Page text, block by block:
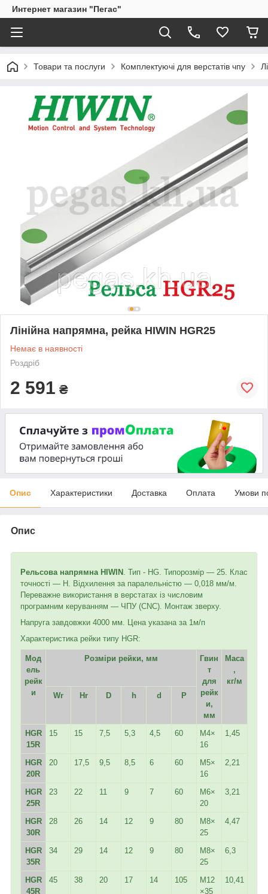
Интернет магазин "Пегас"
Товари та послуги Комплектуючі для верстатів чпу
Лінійна напрямна, рейка HIWIN HGR25
Немає в наявності
Роздріб
2 591 ₴
Опис Характеристики Доставка Оплата Умови
Опис
Рельсова напрямна HIWIN . Тип - HG. Типорозмір — 25. Клас
точності — H. Відхилення за паралельністю — 0,018 мм/м.
Переважне використання в верстатах із числовим
програмним керуванням — ЧПУ (CNC). Монтаж зверху.
Напруга завдовжки 4000 мм. Цена указана за 1м/п
Характеристика рейки типу HGR:
Мод
ель
рейк
и
Розміри рейки, мм
Гвин
т
для
рейк
и,
мм
Маса
,
кг/м
Wr
Hr D h d P
HGR
15R
15 15 7,5 5,3 4,5 60
M4×
16
1,45
HGR
20R
20 17,5 9,5 8,5 6 60
M5×
16
2,21
HGR
25R
23 22 11 9 7 60
M6×
20
3,21
HGR
30R
28 26 14 12 9 80
M8×
25
4,47
HGR
35R
34 29 14 12 9 80
M8×
25
6,3
HGR
45R
45 38 20 17 14 105
M12
×35
10,41